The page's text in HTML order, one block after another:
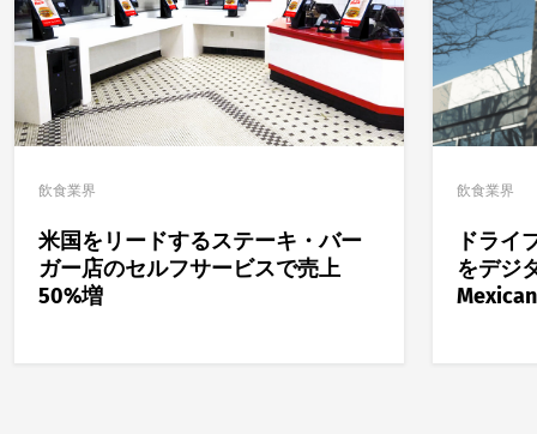
飲食業界
米国をリードするステーキ・バー
ガー店のセルフサービスで売上
50%増
飲食業界
ドライ
をデジ